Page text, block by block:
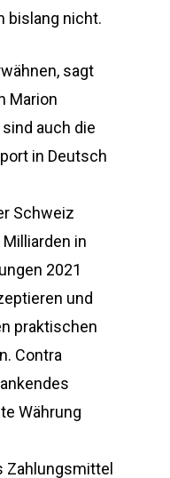
bislang nicht.
sagt
Marion
auch die
in Deutsch
Schweiz
in
2021
und
praktischen
Contra
Währung
Zahlungsmittel